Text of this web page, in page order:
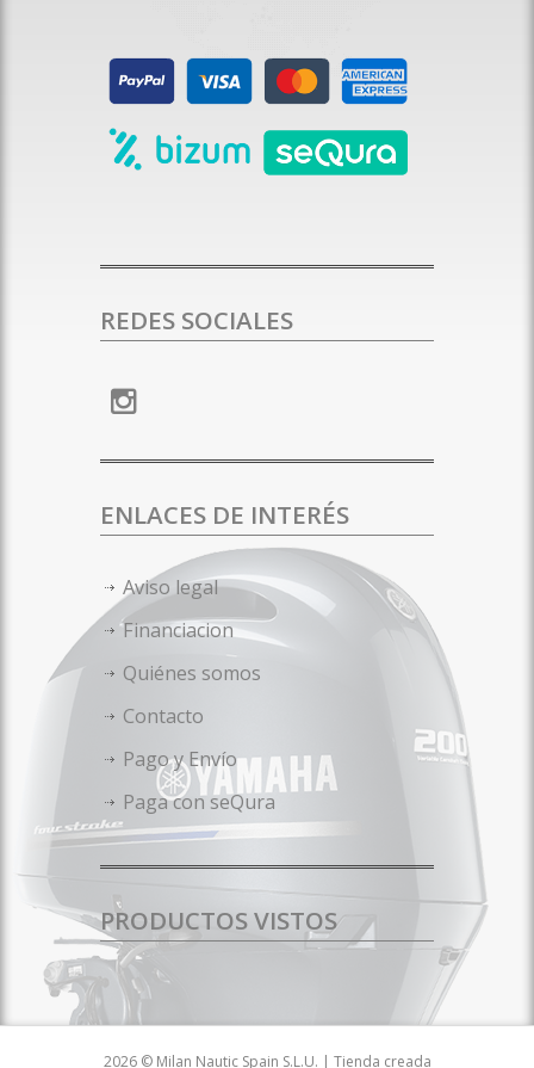
REDES SOCIALES
ENLACES DE INTERÉS
Aviso legal
Financiacion
Quiénes somos
Contacto
Pago y Envío
Paga con seQura
PRODUCTOS VISTOS
2026 © Milan Nautic Spain S.L.U. | Tienda creada